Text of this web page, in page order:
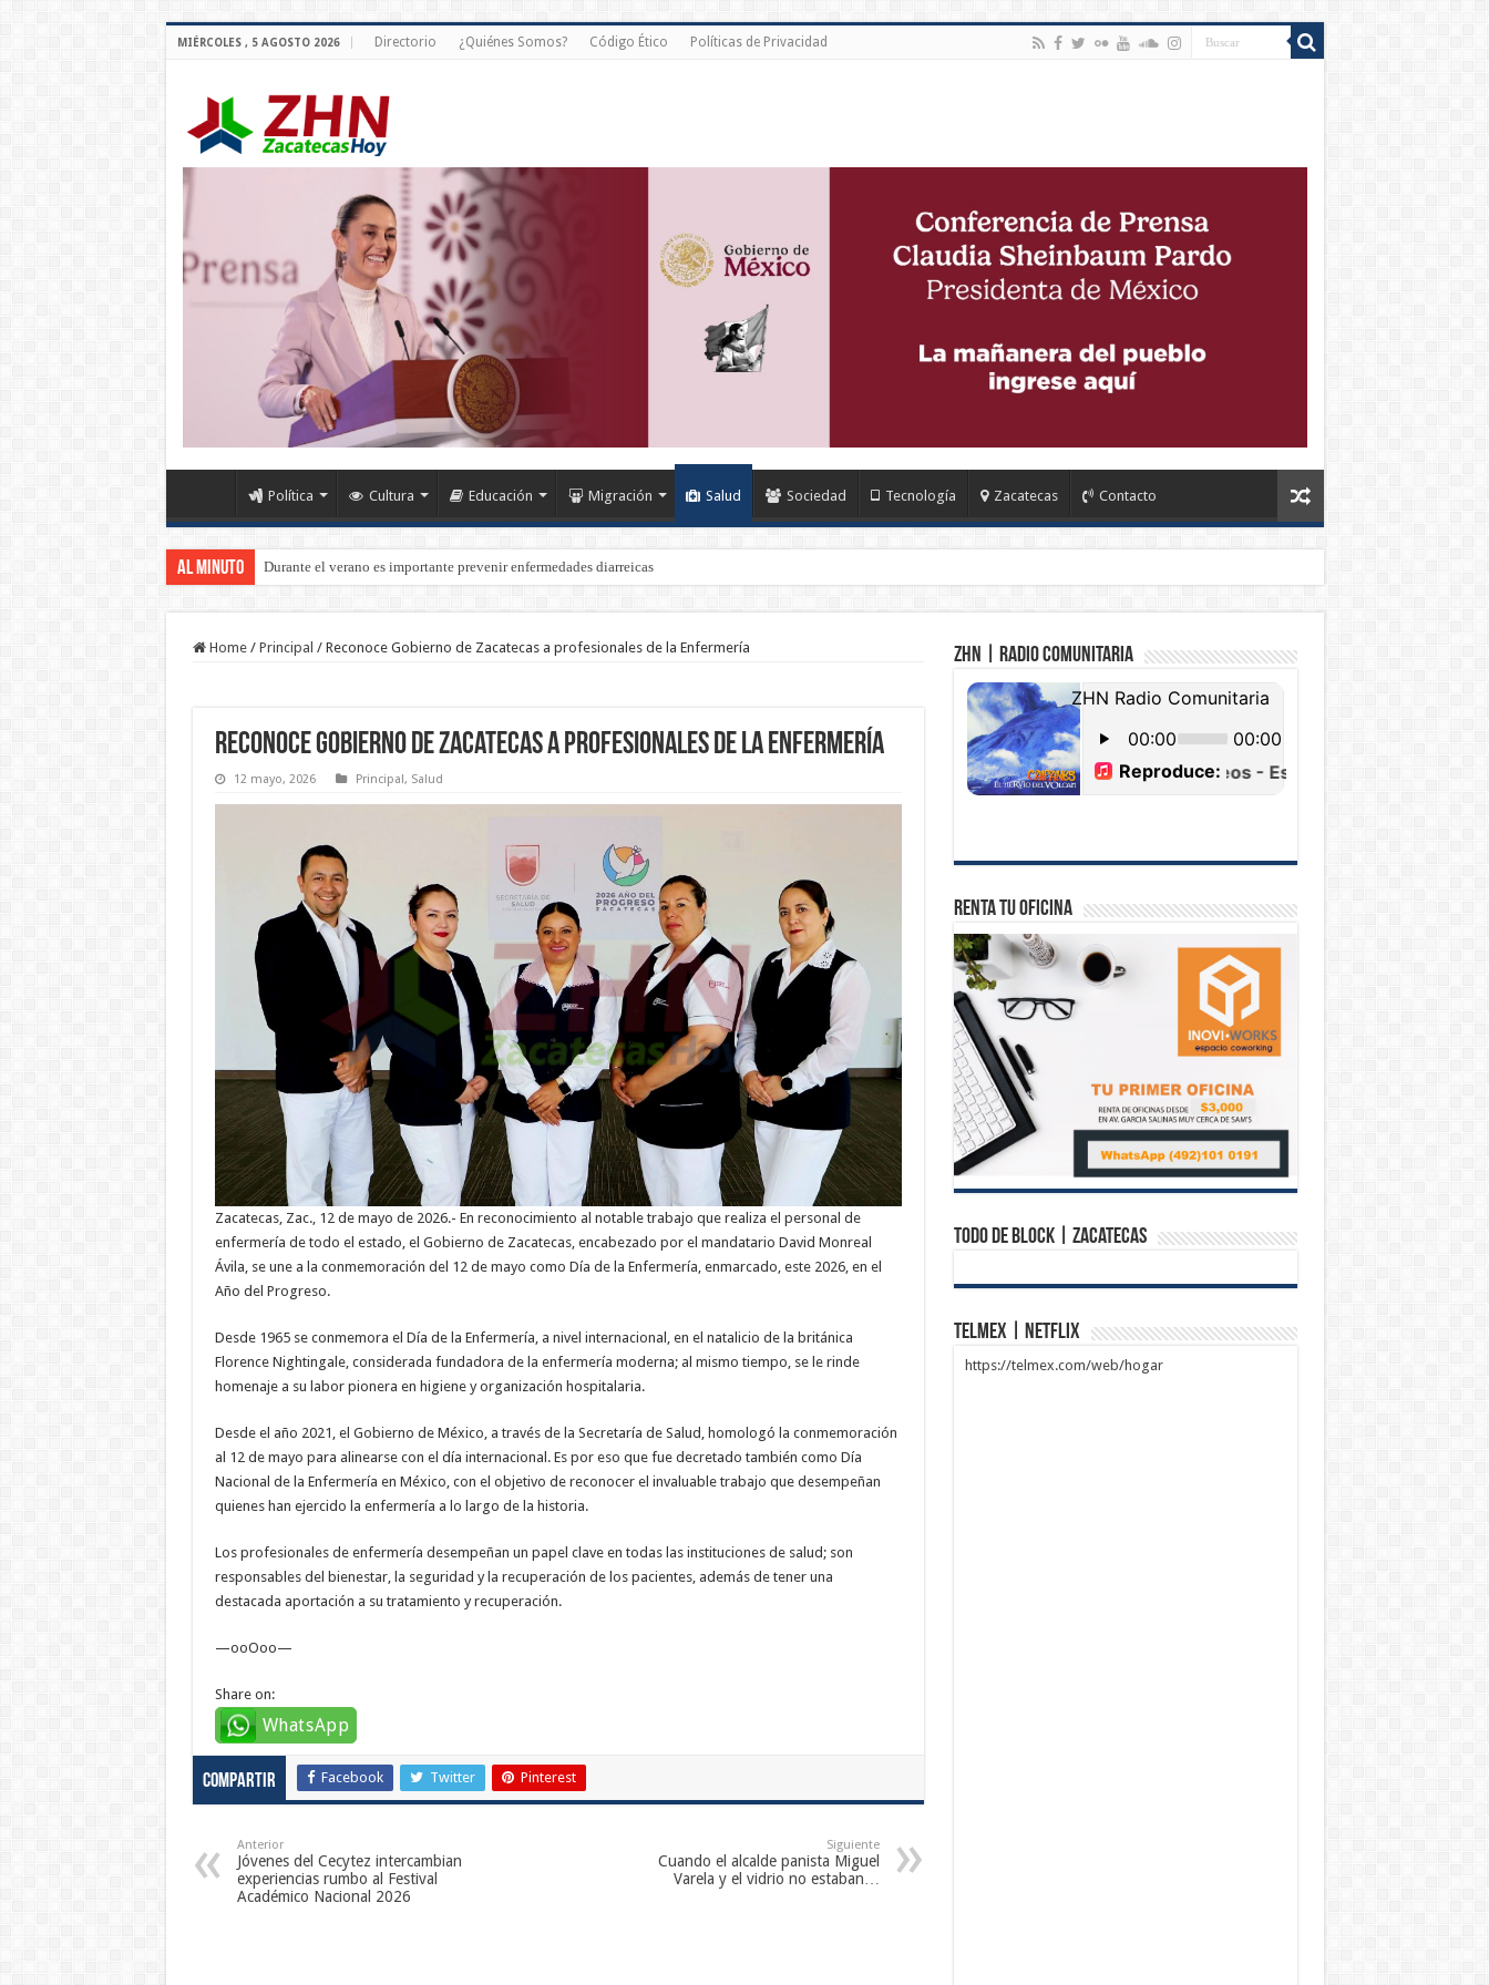
MIÉRCOLES , 5 AGOSTO 2026 Directorio ¿Quiénes Somos? Código Ético Políticas de Privacidad
Política Cultura Educación Migración Salud Sociedad Tecnología Zacatecas Contacto
Al Minuto Durante el verano es importante prevenir enfermedades diarreicas
Presidenta Claudia Sheinbaum presenta la Jornada Nacional de Reforestación 2026
Home / Principal / Reconoce Gobierno de Zacatecas a profesionales de la Enfermería
Reconoce Gobierno de Zacatecas a profesionales de la Enfermería
12 mayo, 2026 Principal, Salud
Zacatecas, Zac., 12 de mayo de 2026.- En reconocimiento al notable trabajo que realiza el personal de
enfermería de todo el estado, el Gobierno de Zacatecas, encabezado por el mandatario David Monreal
Ávila, se une a la conmemoración del 12 de mayo como Día de la Enfermería, enmarcado, este 2026, en el
Año del Progreso.
Desde 1965 se conmemora el Día de la Enfermería, a nivel internacional, en el natalicio de la británica
Florence Nightingale, considerada fundadora de la enfermería moderna; al mismo tiempo, se le rinde
homenaje a su labor pionera en higiene y organización hospitalaria.
Desde el año 2021, el Gobierno de México, a través de la Secretaría de Salud, homologó la conmemoración
al 12 de mayo para alinearse con el día internacional. Es por eso que fue decretado también como Día
Nacional de la Enfermería en México, con el objetivo de reconocer el invaluable trabajo que desempeñan
quienes han ejercido la enfermería a lo largo de la historia.
Los profesionales de enfermería desempeñan un papel clave en todas las instituciones de salud; son
responsables del bienestar, la seguridad y la recuperación de los pacientes, además de tener una
destacada aportación a su tratamiento y recuperación.
—ooOoo—
Share on:
WhatsApp
Compartir Facebook Twitter Pinterest
Anterior
Jóvenes del Cecytez intercambian
experiencias rumbo al Festival
Académico Nacional 2026
Siguiente
Cuando el alcalde panista Miguel
Varela y el vidrio no estaban…
ZHN | Radio Comunitaria
Renta tu Oficina
Todo de Block | Zacatecas
Telmex | Netflix
https://telmex.com/web/hogar